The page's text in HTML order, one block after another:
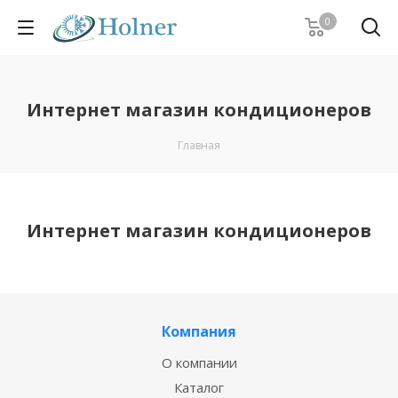
0
Интернет магазин кондиционеров
Главная
Интернет магазин кондиционеров
Компания
О компании
Каталог